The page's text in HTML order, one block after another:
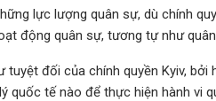
lực lượng quân sự, dù chính
động quân sự, tương tự như
tuyệt đối của chính quyền Kyiv,
quốc tế nào để thực hiện hành vi